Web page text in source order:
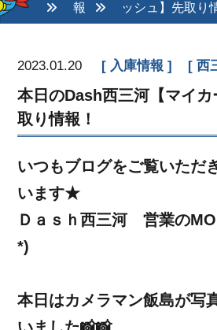
報
ッシュ】先取り
2023.01.20 入庫情報 西
本日のDash西三河【マイ
取り情報！
いつもブログをご覧いただ
います★
Ｄａｓｈ西三河 営業の
*)
本日はカメラマン飯島が写